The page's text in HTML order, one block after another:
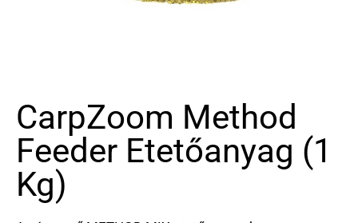
CarpZoom Method
Feeder Etetőanyag (1
Kg)